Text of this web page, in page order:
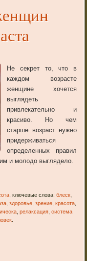
Не секрет то, что в
каждом возрасте
женщине хочется
выглядеть
привлекательно и
красиво. Но чем
старше возраст нужно
придерживаться
определенных правил
и молодо выглядело.
, ключевые слова:блеск
,здоровье ,зрение ,красота
,релаксация ,система